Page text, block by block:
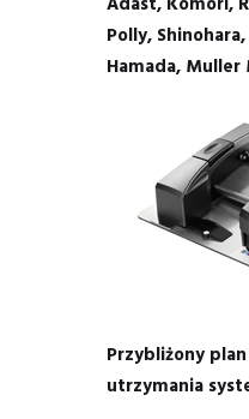
Polly,
Hamada,
Przybliżony
utrzymania